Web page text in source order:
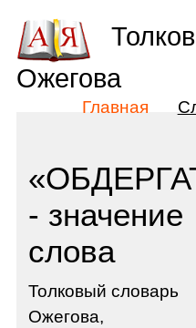
- значение
слова
Толковый словарь
Ожегова,
Ожегова
Главная